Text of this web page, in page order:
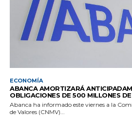
ECONOMÍA
ABANCA AMORTIZARÁ
OBLIGACIONES DE 500 MILLONES
Abanca ha informado este viernes a la
de Valores (CNMV)...